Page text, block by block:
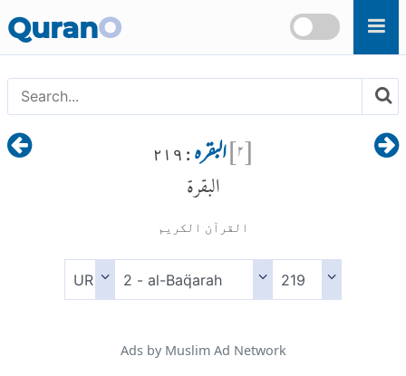
Skip to main content
QuranO
[۲]البقرہ : ۲۱۹
البقرة
القرآن الكريم
Ads by Muslim Ad Network